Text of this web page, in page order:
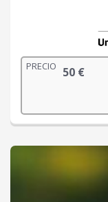
PRECIO 50 €